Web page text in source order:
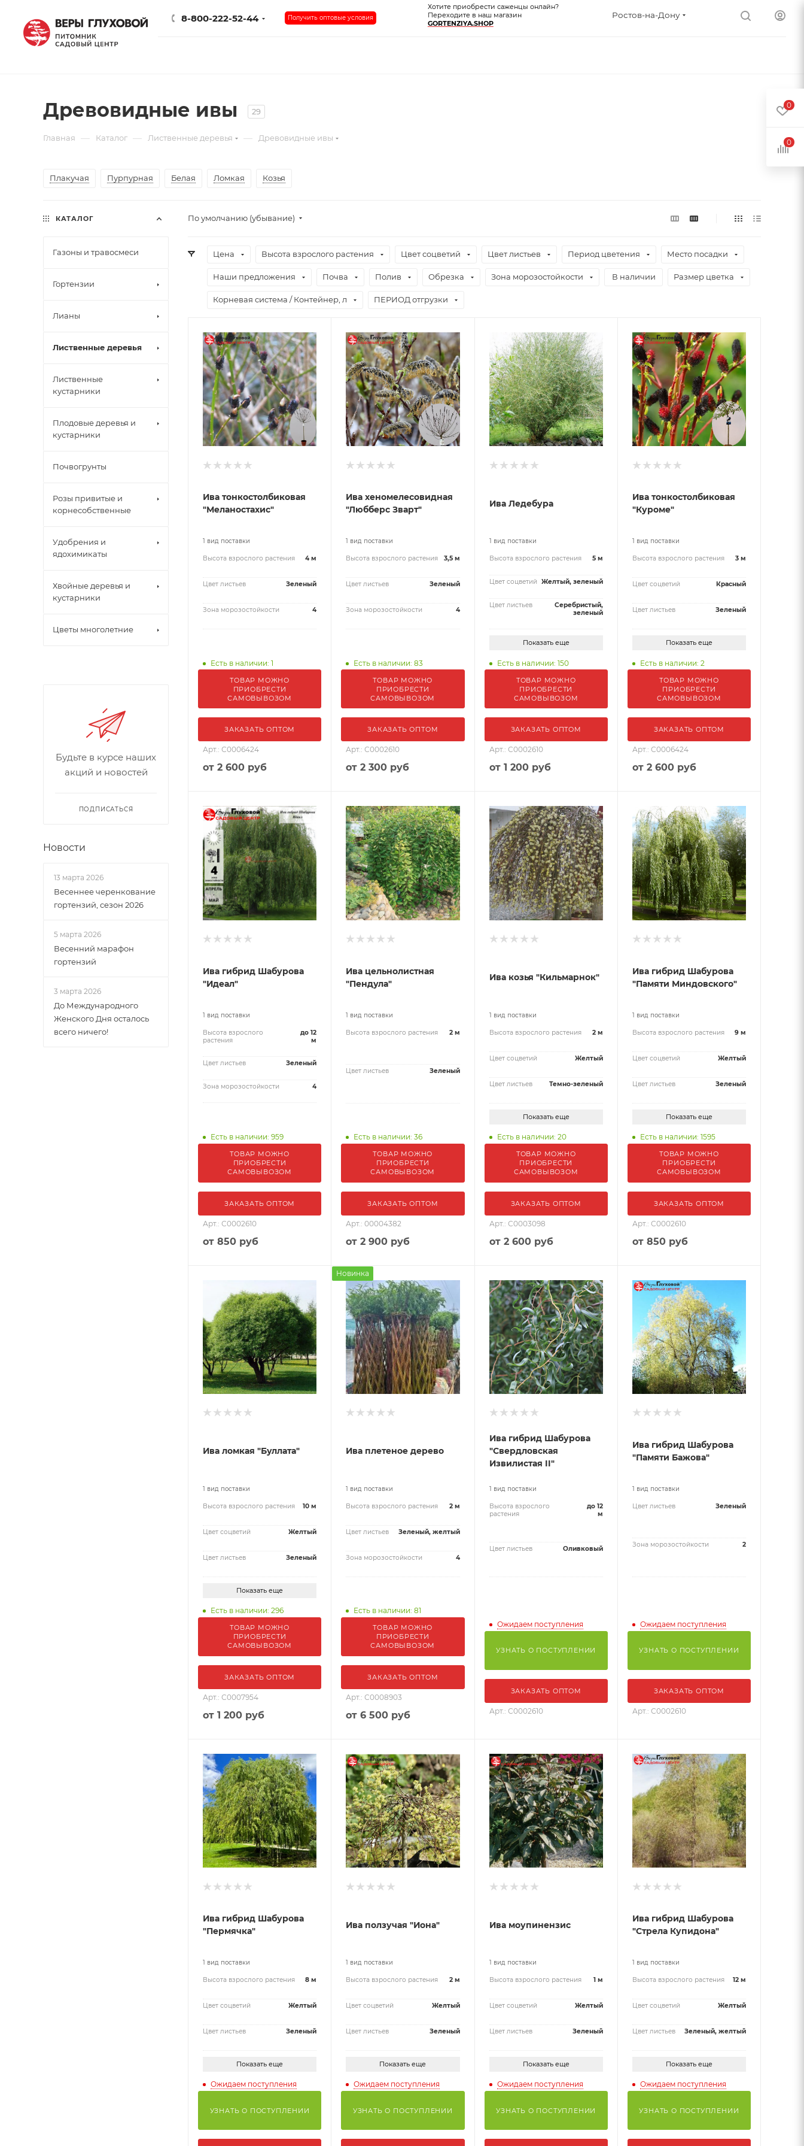
8-800-222-52-44 Получить оптовые условия
Хотите приобрести саженцы онлайн?
Переходите в наш магазин
GORTENZIYA.SHOP
Ростов-на-Дону
Древовидные ивы 29
Главная — Каталог — Лиственные деревья — Древовидные ивы
Плакучая Пурпурная Белая Ломкая Козья
По умолчанию (убывание)
Цена Высота взрослого растения Цвет соцветий Цвет листьев Период цветения Место посадки
Наши предложения Почва Полив Обрезка Зона морозостойкости В наличии Размер цветка
Корневая система / Контейнер, л ПЕРИОД отгрузки
Ива тонкостолбиковая
"Меланостахис"
1 вид поставки
Высота взрослого растения 4 м
Цвет листьев Зеленый
Зона морозостойкости 4
Есть в наличии: 1
ТОВАР МОЖНО
ПРИОБРЕСТИ
САМОВЫВОЗОМ
ЗАКАЗАТЬ ОПТОМ
Арт.: С0006424
от 2 600 руб
Ива хеномелесовидная
"Любберс Зварт"
1 вид поставки
Высота взрослого растения 3,5 м
Цвет листьев Зеленый
Зона морозостойкости 4
Есть в наличии: 83
ТОВАР МОЖНО
ПРИОБРЕСТИ
САМОВЫВОЗОМ
ЗАКАЗАТЬ ОПТОМ
Арт.: С0002610
от2 300 руб
Ива Ледебура
1 вид поставки
Высота взрослого растения 5 м
Цвет соцветий Желтый, зеленый
Цвет листьев
Серебристый,
зеленый
Показать еще
Есть в наличии: 150
ТОВАР МОЖНО
ПРИОБРЕСТИ
САМОВЫВОЗОМ
ЗАКАЗАТЬ ОПТОМ
Арт.: С0002610
от 1 200 руб
Ива тонкостолбиковая
"Куроме"
1 вид поставки
Высота взрослого растения 3 м
Цвет соцветий Красный
Цвет листьев Зеленый
Показать еще
Есть в наличии: 2
ТОВАР МОЖНО
ПРИОБРЕСТИ
САМОВЫВОЗОМ
ЗАКАЗАТЬ ОПТОМ
Арт.: С0006424
от 2 600 руб
Ива гибрид Шабурова
"Идеал"
1 вид поставки
Высота взрослого
растения
до 12
м
Цвет листьев Зеленый
Зона морозостойкости 4
Есть в наличии: 959
ТОВАР МОЖНО
ПРИОБРЕСТИ
САМОВЫВОЗОМ
ЗАКАЗАТЬ ОПТОМ
Арт.: С0002610
от 850 руб
Ива цельнолистная
"Пендула"
1 вид поставки
Высота взрослого растения 2 м
Цвет листьев Зеленый
Есть в наличии: 36
ТОВАР МОЖНО
ПРИОБРЕСТИ
САМОВЫВОЗОМ
ЗАКАЗАТЬ ОПТОМ
Арт.: 00004382
от2 900 руб
Ива козья "Кильмарнок"
1 вид поставки
Высота взрослого растения 2 м
Цвет соцветий Желтый
Цвет листьев Темно-зеленый
Показать еще
Есть в наличии: 20
ТОВАР МОЖНО
ПРИОБРЕСТИ
САМОВЫВОЗОМ
ЗАКАЗАТЬ ОПТОМ
Арт.: С0003098
от 2 600 руб
Ива гибрид Шабурова
"Памяти Миндовского"
1 вид поставки
Высота взрослого растения 9 м
Цвет соцветий Желтый
Цвет листьев Зеленый
Показать еще
Есть в наличии: 1595
ТОВАР МОЖНО
ПРИОБРЕСТИ
САМОВЫВОЗОМ
ЗАКАЗАТЬ ОПТОМ
Арт.: С0002610
от 850 руб
Ива ломкая "Буллата"
1 вид поставки
Высота взрослого растения 10 м
Цвет соцветий Желтый
Цвет листьев Зеленый
Показать еще
Есть в наличии: 296
ТОВАР МОЖНО
ПРИОБРЕСТИ
САМОВЫВОЗОМ
ЗАКАЗАТЬ ОПТОМ
Арт.: С0007954
от 1 200 руб
Новинка
Ива плетеное дерево
1 вид поставки
Высота взрослого растения 2 м
Цвет листьев Зеленый, желтый
Зона морозостойкости 4
Есть в наличии: 81
ТОВАР МОЖНО
ПРИОБРЕСТИ
САМОВЫВОЗОМ
ЗАКАЗАТЬ ОПТОМ
Арт.: С0008903
от6 500 руб
Ива гибрид Шабурова
"Свердловская
Извилистая II"
1 вид поставки
Высота взрослого
растения
до 12
м
Цвет листьев Оливковый
Ожидаем поступления
УЗНАТЬ О ПОСТУПЛЕНИИ
ЗАКАЗАТЬ ОПТОМ
Арт.: С0002610
Ива гибрид Шабурова
"Памяти Бажова"
1 вид поставки
Цвет листьев Зеленый
Зона морозостойкости 2
Ожидаем поступления
УЗНАТЬ О ПОСТУПЛЕНИИ
ЗАКАЗАТЬ ОПТОМ
Арт.: С0002610
Ива гибрид Шабурова
"Пермячка"
1 вид поставки
Высота взрослого растения 8 м
Цвет соцветий Желтый
Цвет листьев Зеленый
Показать еще
Ожидаем поступления
УЗНАТЬ О ПОСТУПЛЕНИИ
Ива ползучая "Иона"
1 вид поставки
Высота взрослого растения 2 м
Цвет соцветий Желтый
Цвет листьев Зеленый
Показать еще
Ожидаем поступления
УЗНАТЬ О ПОСТУПЛЕНИИ
Ива моупинензис
1 вид поставки
Высота взрослого растения 1 м
Цвет соцветий Желтый
Цвет листьев Зеленый
Показать еще
Ожидаем поступления
УЗНАТЬ О ПОСТУПЛЕНИИ
Ива гибрид Шабурова
"Стрела Купидона"
1 вид поставки
Высота взрослого растения 12 м
Цвет соцветий Желтый
Цвет листьев Зеленый, желтый
Показать еще
Ожидаем поступления
УЗНАТЬ О ПОСТУПЛЕНИИ
КАТАЛОГ
Газоны и травосмеси
Гортензии
Лианы
Лиственные деревья
Лиственные
кустарники
Плодовые деревья и
кустарники
Почвогрунты
Розы привитые и
корнесобственные
Удобрения и
ядохимикаты
Хвойные деревья и
кустарники
Цветы многолетние
Будьте в курсе наших
акций и новостей
ПОДПИСАТЬСЯ
Новости
13 марта 2026
Весеннее черенкование
гортензий, сезон 2026
5 марта 2026
Весенний марафон
гортензий
3 марта 2026
До Международного
Женского Дня осталось
всего ничего!
0
0